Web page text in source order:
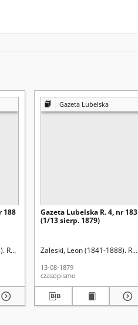
188
Gazeta Lubelska
Gazeta Lubelska R. 4, nr 183
(1/13 sierp. 1879)
Zaleski, Leon (1841-1888). Red.
13-08-1879
czasopismo